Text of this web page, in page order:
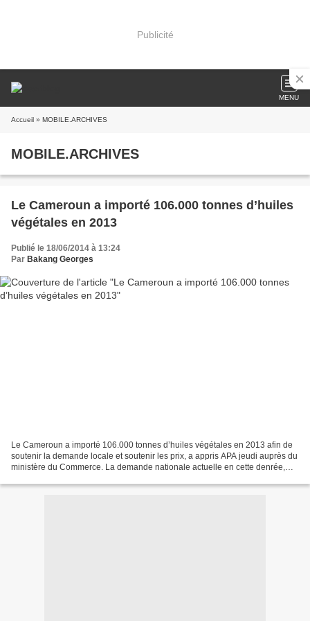
Publicité
MENU
Accueil » MOBILE.ARCHIVES
MOBILE.ARCHIVES
Le Cameroun a importé 106.000 tonnes d’huiles
végétales en 2013
Publié le 18/06/2014 à 13:24
Par Bakang Georges
Le Cameroun a importé 106.000 tonnes d’huiles végétales en 2013 afin de
soutenir la demande locale et soutenir les prix, a appris APA jeudi auprès du
ministère du Commerce. La demande nationale actuelle en cette denrée,